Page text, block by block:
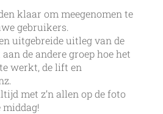
klaar om meegenomen te
gebruikers.
uitgebreide uitleg van de
de andere groep hoe het
werkt, de lift en
met z’n allen op de foto
middag!